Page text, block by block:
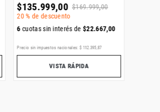
$135.999,00 $169.999,00
20 % de descuento
6cuotas sin interés de$22.667,00
Precio sin impuestos nacionales: $ 112.395,87
VISTA RÁPIDA